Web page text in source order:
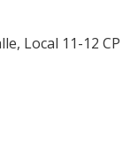
Local 11-12 CP